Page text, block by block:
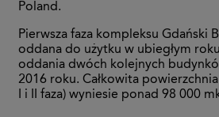
Poland.
Pierwsza faza kompleksu Gdański
oddana do użytku w ubiegłym
oddania dwóch kolejnych
2016 roku. Całkowita
I i II faza) wyniesie ponad 98 000